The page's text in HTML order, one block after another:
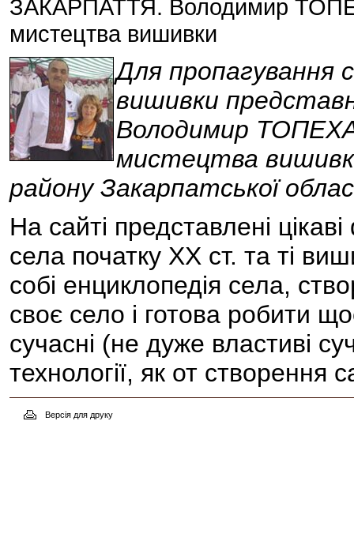
ЗАКАРПАТТЯ. Володимир
мистецтва вишивки
Для пропагування
вишивки
Володимир
мистецтва
району Закарпатської
На сайті представлені
села початку ХХ ст. та ті
собі енциклопедія села,
своє село і готова робити
сучасні (не дуже властиві
технології, як от створення
Версія для друку